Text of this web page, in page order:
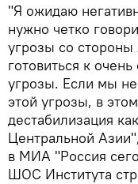
"Я ожидаю
нужно четко
угрозы со
готовиться к
угрозы. Если мы
этой угрозы, в
дестабилизация
Центральной
в МИА "Россия
ШОС Института